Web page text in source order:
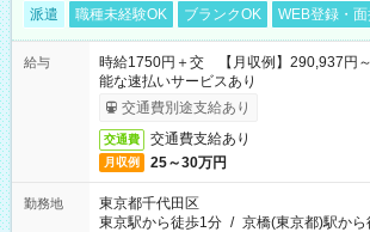
派遣 職種未経験OK ブランクOK WEB登録・
給与
時給1750円＋交 【月収例】290,937円
能な速払いサービスあり
交通費別途支給あり
交通費 交通費支給あり
月収例 25～30万円
勤務地
東京都千代田区
東京駅から徒歩1分 / 京橋(東京都)駅か